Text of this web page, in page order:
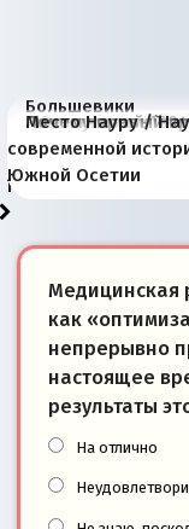
Большевики
отличаются от
тем, что они -
победители
Киевская
Запада рассказала
«переобувании»
В России назрели
перемены: 15 шагов
суверенной
Миграционный
Европы
Россия начинает
сбрасывать
Анкориджа
Россия зимой 1904
года: первые
внутренней
Русская нация
сегодня
Почему правый
Варшаве не
отношениям с
Место Науру /
современной
Южной Осетии
Медицинская
как
непрерывно
настоящее
результаты
На отлично